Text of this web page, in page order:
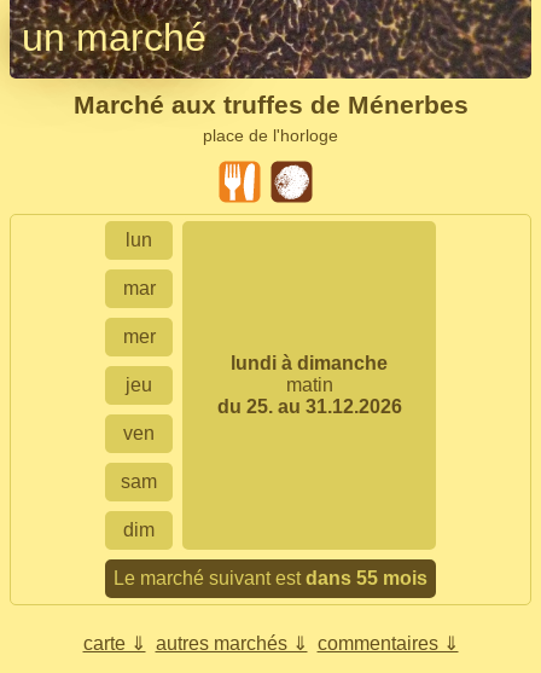
un marché
Marché aux truffes de Ménerbes
place de l'horloge
lun
lundi à dimanche
matin
du 25. au 31.12.2026
mar
mer
jeu
ven
sam
dim
Le marché suivant estdans 55 mois
carte ⇓ autres marchés ⇓ commentaires ⇓